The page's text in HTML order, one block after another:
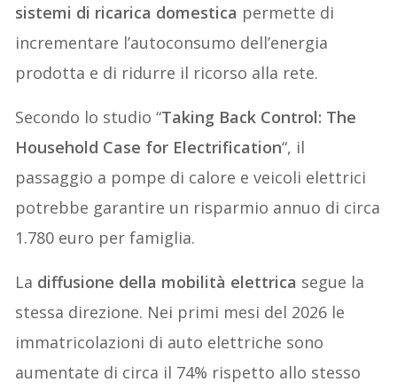
sistemi di ricarica domestica permette di
incrementare l’autoconsumo dell’energia
prodotta e di ridurre il ricorso alla rete.
Secondo lo studio “Taking Back Control: The
Household Case for Electrification“, il
passaggio a pompe di calore e veicoli elettrici
potrebbe garantire un risparmio annuo di circa
1.780 euro per famiglia.
La diffusione della mobilità elettrica segue la
stessa direzione. Nei primi mesi del 2026 le
immatricolazioni di auto elettriche sono
aumentate di circa il 74% rispetto allo stesso